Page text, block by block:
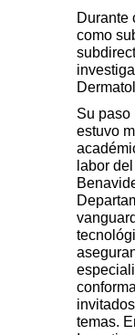
Durante
como
Su paso
estuvo
labor
temas.